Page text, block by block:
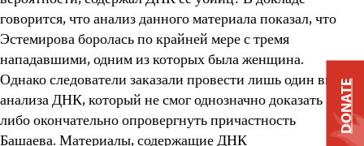
говорится, что анализ данного материала показал, что
Эстемирова боролась по крайней мере с тремя
нападавшими, одним из которых была женщина.
Однако следователи заказали провести лишь один вид
анализа ДНК, который не смог однозначно доказать
либо окончательно опровергнуть причастность
DONATE